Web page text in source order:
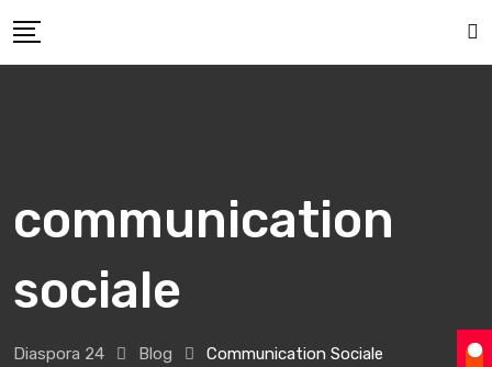
to
communication
sociale
Diaspora 24 Blog Communication Sociale